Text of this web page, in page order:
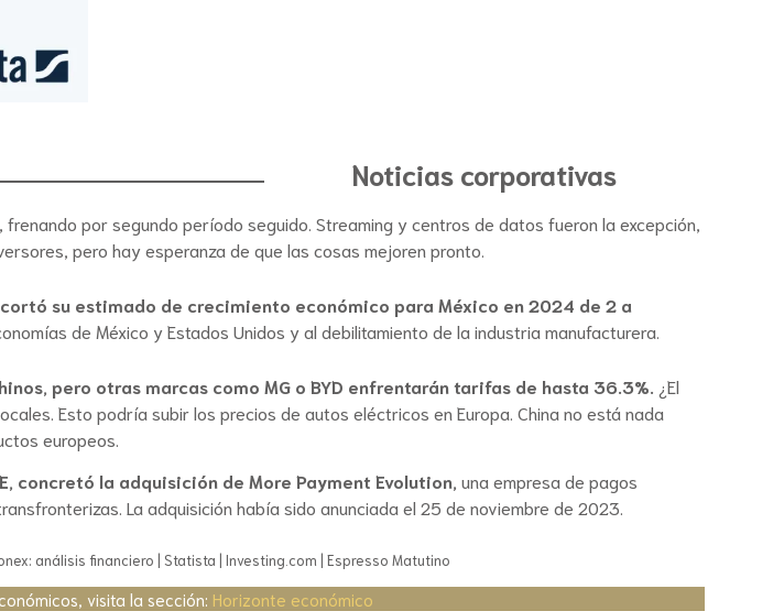
Noticias corporativas
, frenando por segundo período seguido. Streaming y centros de datos fueron la excepción,
pero hay esperanza de que las cosas mejoren pronto.
su estimado de crecimiento económico para México en 2024 de 2 a
de México y Estados Unidos y al debilitamiento de la industria manufacturera.
pero otras marcas como MG o BYD enfrentarán tarifas de hasta 36.3%. ¿El
Esto podría subir los precios de autos eléctricos en Europa. China no está nada
europeos.
concretó la adquisición de More Payment Evolution, una empresa de pagos
La adquisición había sido anunciada el 25 de noviembre de 2023.
análisis financiero | Statista | Investing.com | Espresso Matutino
visita la sección: Horizonte económico